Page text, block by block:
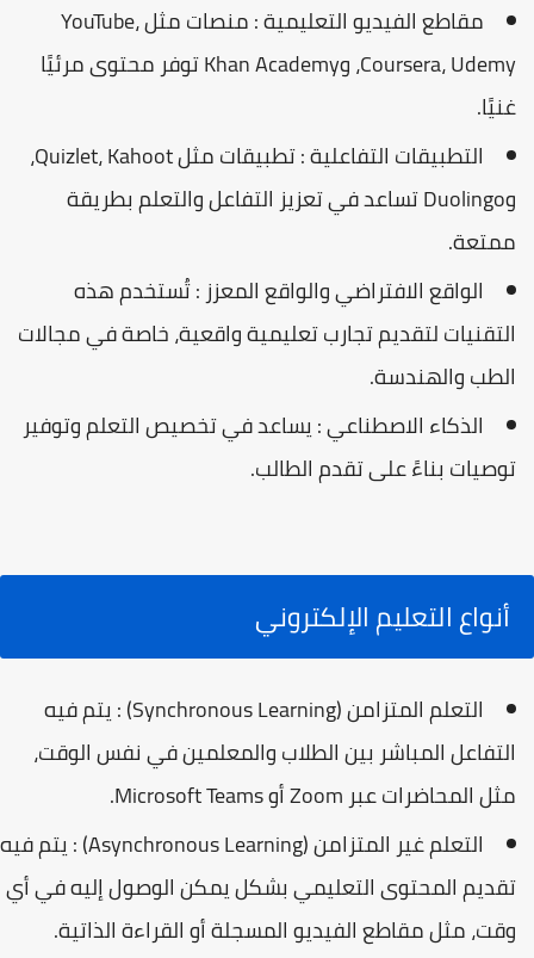
مقاطع الفيديو التعليمية : منصات مثل YouTube،
Coursera، Udemy، وKhan Academy توفر محتوى مرئيًا
غنيًا.
التطبيقات التفاعلية : تطبيقات مثل Quizlet، Kahoot،
وDuolingo تساعد في تعزيز التفاعل والتعلم بطريقة
ممتعة.
الواقع الافتراضي والواقع المعزز : تُستخدم هذه
التقنيات لتقديم تجارب تعليمية واقعية، خاصة في مجالات
الطب والهندسة.
الذكاء الاصطناعي : يساعد في تخصيص التعلم وتوفير
توصيات بناءً على تقدم الطالب.
أنواع التعليم الإلكتروني
التعلم المتزامن (Synchronous Learning) : يتم فيه
التفاعل المباشر بين الطلاب والمعلمين في نفس الوقت،
مثل المحاضرات عبر Zoom أو Microsoft Teams.
التعلم غير المتزامن (Asynchronous Learning) : يتم فيه
تقديم المحتوى التعليمي بشكل يمكن الوصول إليه في أي
وقت، مثل مقاطع الفيديو المسجلة أو القراءة الذاتية.